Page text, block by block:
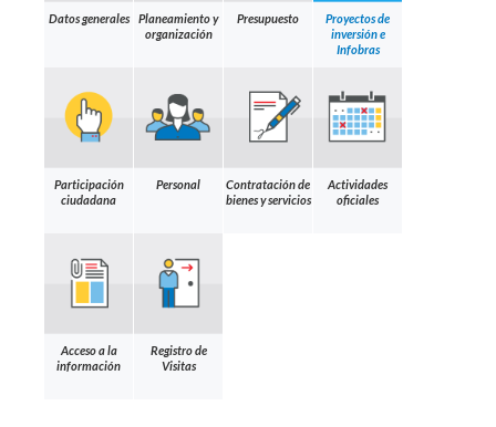
Datos generales
Planeamiento y
organización
Presupuesto
Proyectos de
inversión e
Infobras
Participación
ciudadana
Personal
Contratación de
bienes y servicios
Actividades
oficiales
Acceso a la
información
Registro de
Visitas